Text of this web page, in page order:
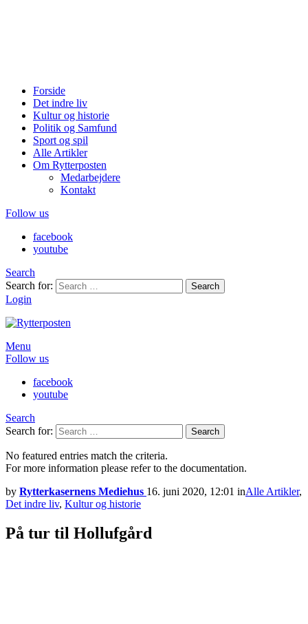
Forside
Det indre liv
Kultur og historie
Politik og Samfund
Sport og spil
Alle Artikler
Om Rytterposten
Medarbejdere
Kontakt
Follow us
facebook
youtube
Search
Search for:
Search
Login
Menu
Follow us
facebook
youtube
Search
Search for:
Search
No featured entries match the criteria.
For more information please refer to the documentation.
by Rytterkasernens Mediehus 16. juni 2020, 12:01 inAlle Artikler,
Det indre liv, Kultur og historie
På tur til Hollufgård